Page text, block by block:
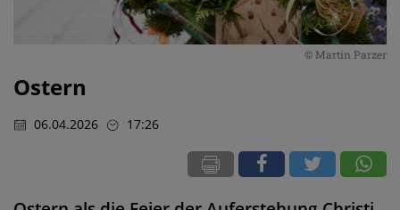
© Martin Parzer
Ostern
06.04.2026 17:26